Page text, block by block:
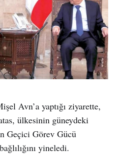
Avn’a yaptığı ziyarette,
ülkesinin güneydeki
Geçici Görev Gücü
yineledi.